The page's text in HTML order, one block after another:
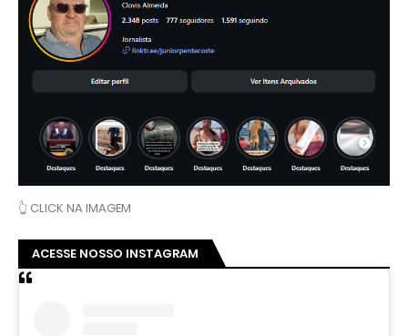
👆 CLICK NA IMAGEM
ACESSE NOSSO INSTAGRAM